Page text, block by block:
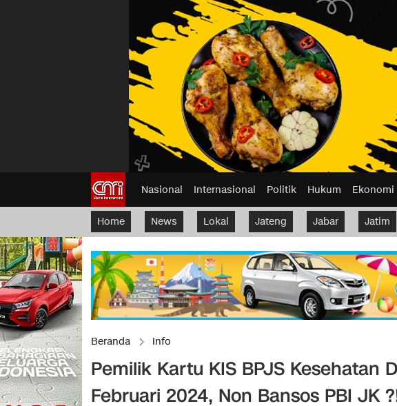
Nasional Internasional Politik Hukum Ekonomi
Home News Lokal Jateng Jabar Jatim
Beranda Info
Pemilik Kartu KIS BPJS Kesehatan
Februari 2024, Non Bansos PBI JK